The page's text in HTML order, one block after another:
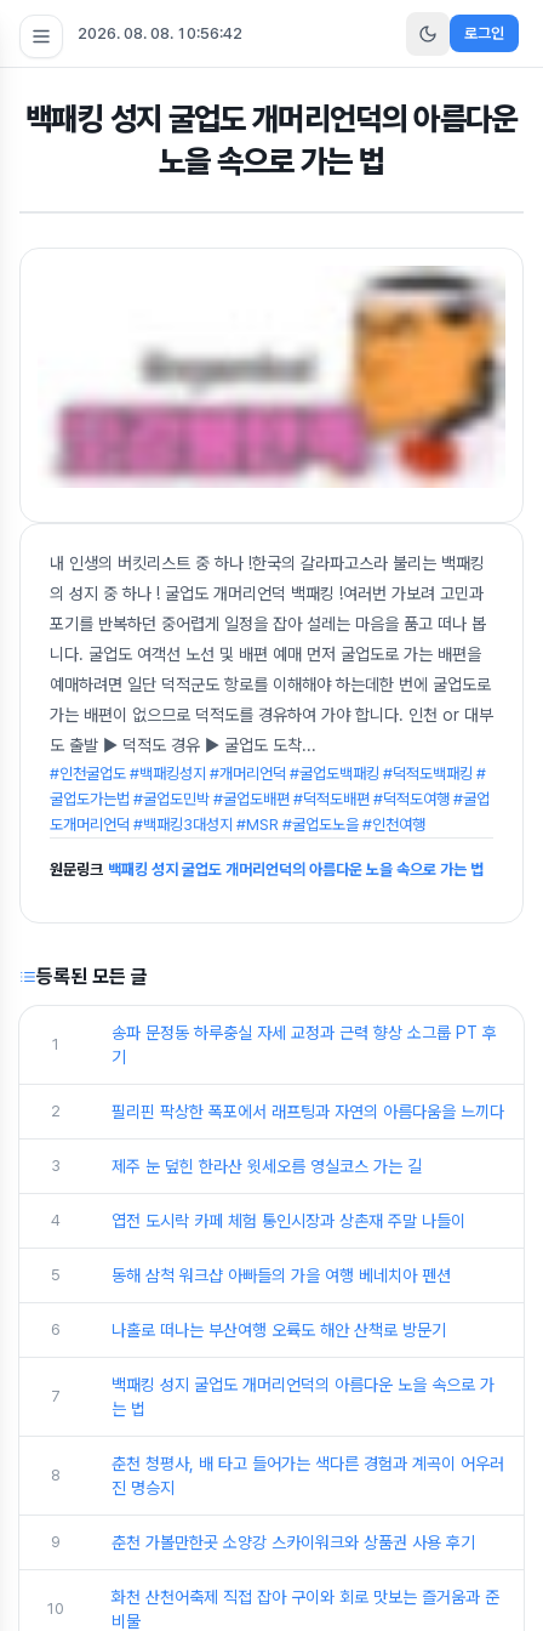
2026. 08. 08. 10:56:42 로그인
백패킹 성지 굴업도 개머리언덕의 아름다운
노을 속으로 가는 법
내 인생의 버킷리스트 중 하나 !한국의 갈라파고스라 불리는 백패킹
의 성지 중 하나 ! 굴업도 개머리언덕 백패킹 !여러번 가보려 고민과
포기를 반복하던 중어렵게 일정을 잡아 설레는 마음을 품고 떠나 봅
니다. 굴업도 여객선 노선 및 배편 예매 먼저 굴업도로 가는 배편을
예매하려면 일단 덕적군도 항로를 이해해야 하는데한 번에 굴업도로
가는 배편이 없으므로 덕적도를 경유하여 가야 합니다. 인천 or 대부
도 출발 ▶ 덕적도 경유 ▶ 굴업도 도착...
#인천굴업도 #백패킹성지 #개머리언덕 #굴업도백패킹 #덕적도백패킹 #
굴업도가는법 #굴업도민박 #굴업도배편 #덕적도배편 #덕적도여행 #굴업
도개머리언덕 #백패킹3대성지 #MSR #굴업도노을 #인천여행
원문링크 백패킹 성지 굴업도 개머리언덕의 아름다운 노을 속으로 가는 법
등록된 모든 글
1
송파 문정동 하루충실 자세 교정과 근력 향상 소그룹 PT 후
기
2 필리핀 팍상한 폭포에서 래프팅과 자연의 아름다움을 느끼다
3 제주 눈 덮힌 한라산 윗세오름 영실코스 가는 길
4 엽전 도시락 카페 체험 통인시장과 상촌재 주말 나들이
5 동해 삼척 워크샵 아빠들의 가을 여행 베네치아 펜션
6 나홀로 떠나는 부산여행 오륙도 해안 산책로 방문기
7
백패킹 성지 굴업도 개머리언덕의 아름다운 노을 속으로 가
는 법
8
춘천 청평사, 배 타고 들어가는 색다른 경험과 계곡이 어우러
진 명승지
9 춘천 가볼만한곳 소양강 스카이워크와 상품권 사용 후기
10
화천 산천어축제 직접 잡아 구이와 회로 맛보는 즐거움과 준
비물